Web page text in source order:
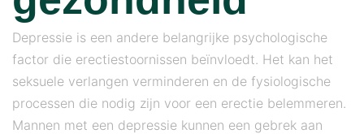
Depressie is een andere belangrijke psychologische
factor die erectiestoornissen beïnvloedt. Het kan het
seksuele verlangen verminderen en de fysiologische
processen die nodig zijn voor een erectie belemmeren.
Mannen met een depressie kunnen een gebrek aan